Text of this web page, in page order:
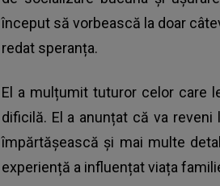
început să vorbească la doar
redat speranța.
El a mulțumit tuturor celor care
dificilă. El a anunțat că va
împărtășească și mai multe
experiență a influențat viața